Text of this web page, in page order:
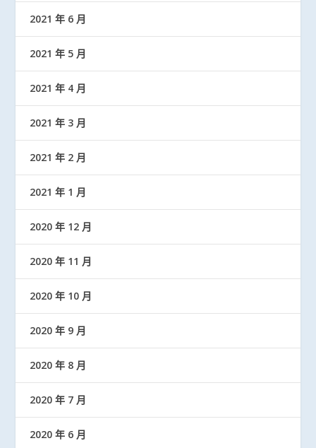
2021 年 6 月
2021 年 5 月
2021 年 4 月
2021 年 3 月
2021 年 2 月
2021 年 1 月
2020 年 12 月
2020 年 11 月
2020 年 10 月
2020 年 9 月
2020 年 8 月
2020 年 7 月
2020 年 6 月